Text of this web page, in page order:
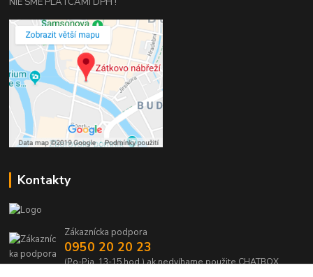
Kontakty
Zákaznícka podpora
0950 20 20 23
(Po-Pia, 13-15 hod.) ak nedvíhame použite CHATBOX